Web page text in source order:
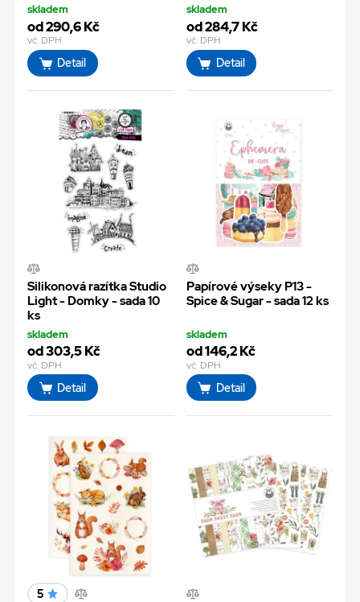
skladem
od 290,6 Kč
vč. DPH
Detail
skladem
od 284,7 Kč
vč. DPH
Detail
Silikonová razítka Studio
Light - Domky - sada 10
ks
skladem
od 303,5 Kč
vč. DPH
Detail
Papírové výseky P13 -
Spice & Sugar - sada 12 ks
skladem
od 146,2 Kč
vč. DPH
Detail
5